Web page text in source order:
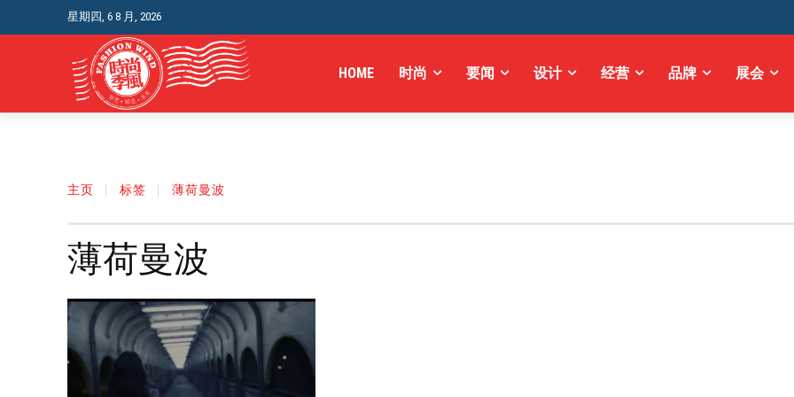
星期四, 6 8 月, 2026
HOME 时尚 要闻 设计 经营 品牌 展会
主页 标签 薄荷曼波
薄荷曼波